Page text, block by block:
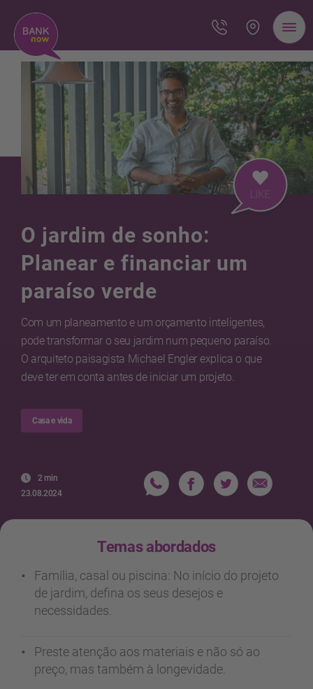
O jardim de sonho:
Planear e financiar um
paraíso verde
Com um planeamento e um orçamento inteligentes,
pode transformar o seu jardim num pequeno paraíso.
O arquiteto paisagista Michael Engler explica o que
deve ter em conta antes de iniciar um projeto.
Casa e vida
2 min
23.08.2024
Temas abordados
Família, casal ou piscina: No início do projeto
de jardim, defina os seus desejos e
necessidades.
Preste atenção aos materiais e não só ao
preço, mas também à longevidade.